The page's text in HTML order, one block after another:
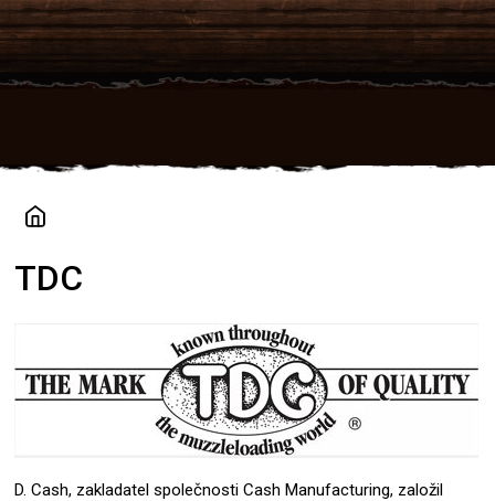
Přejít
na
obsah
TDC
D. Cash, zakladatel společnosti Cash Manufacturing, založil